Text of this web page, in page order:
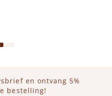
en ontvang 5%
bestelling!